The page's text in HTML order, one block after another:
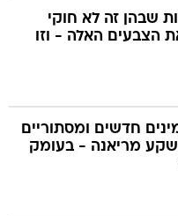
שבהן זה לא חוקי
הצבעים האלה - וזו
מינים חדשים ומסתוריים
מריאנה - בעומק